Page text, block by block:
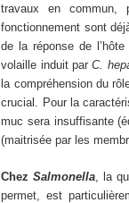
travaux en commun,
fonctionnement sont
de la réponse de
volaille induit parC.
la compréhension du
crucial. Pour la
muc sera insuffisante
(maitrisée par les
Chez Salmonella , la
permet, est